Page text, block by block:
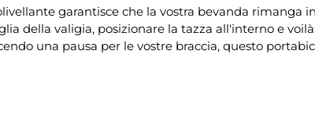
garantisce che la vostra bevanda rimanga
della valigia, posizionare la tazza all'interno e
una pausa per le vostre braccia, questo